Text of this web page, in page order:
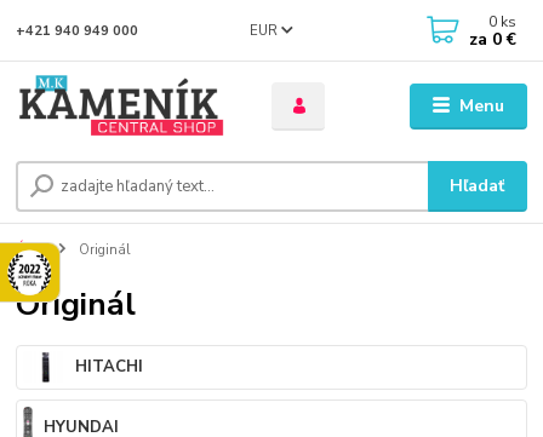
Menu
EUR
Hľadať
+421 940 949 000 0 ks
za 0 €
Úvod Originál
Originál
HITACHI
HYUNDAI